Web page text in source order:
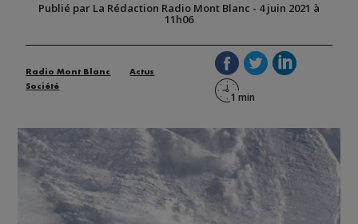
Publié par La Rédaction Radio Mont Blanc - 4 juin 2021 à
11h06
Radio Mont Blanc
Actus
Société